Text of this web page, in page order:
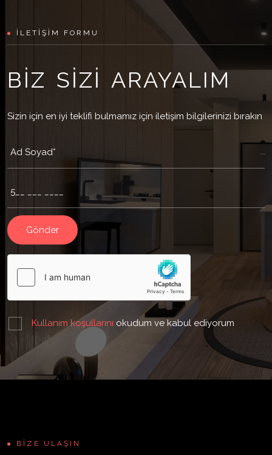
İLETİŞİM FORMU
BİZ SİZİ ARAYALIM
Sizin için en iyi teklifi bulmamız için iletişim bilgilerinizi bırakın
Kullanım koşullarını okudum ve kabul ediyorum
BİZE ULAŞIN